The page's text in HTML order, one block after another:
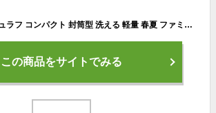
【あす楽】寝袋 シュラフ コンパクト 封筒型 洗える 軽量 春夏 ファミリー アウトドア 春用 夏用 洗える寝袋 暖かい 撥水加工 寝袋 キャンプ レジャー ツーリング 来客布団 防災 車中泊 夜勤 3シーズン
この商品をサイトでみる